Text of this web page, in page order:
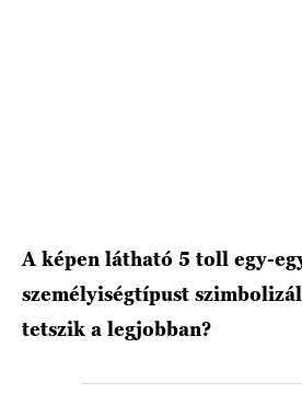
A képen látható 5 toll egy-
személyiségtípust
tetszik a legjobban?